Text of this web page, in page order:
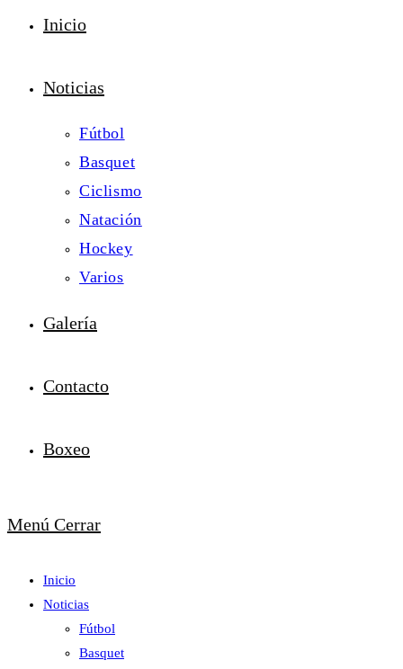
Inicio
Noticias
Fútbol
Basquet
Ciclismo
Natación
Hockey
Varios
Galería
Contacto
Boxeo
Menú Cerrar
Inicio
Noticias
Fútbol
Basquet